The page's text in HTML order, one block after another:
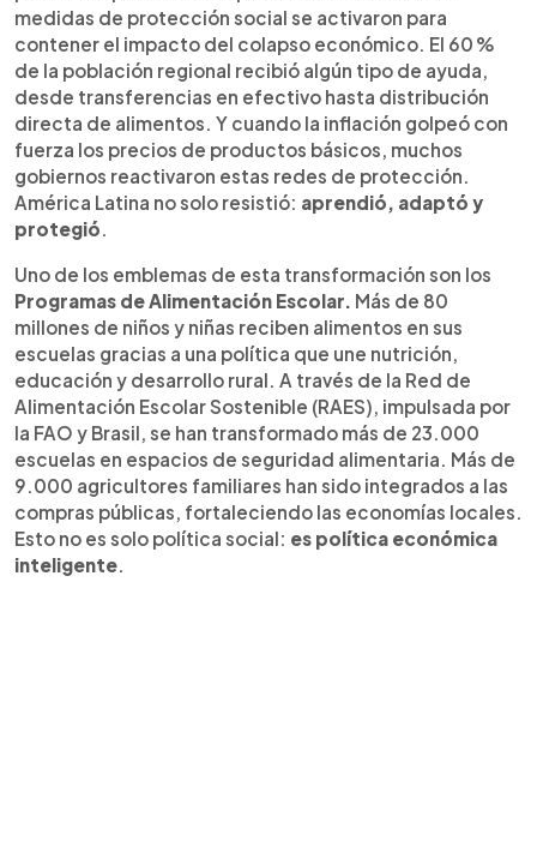
medidas de protección social se activaron para
contener el impacto del colapso económico. El 60 %
de la población regional recibió algún tipo de ayuda,
desde transferencias en efectivo hasta distribución
directa de alimentos. Y cuando la inflación golpeó con
fuerza los precios de productos básicos, muchos
gobiernos reactivaron estas redes de protección.
América Latina no solo resistió: aprendió, adaptó y
protegió.
Uno de los emblemas de esta transformación son los
Programas de Alimentación Escolar. Más de 80
millones de niños y niñas reciben alimentos en sus
escuelas gracias a una política que une nutrición,
educación y desarrollo rural. A través de la Red de
Alimentación Escolar Sostenible (RAES), impulsada por
la FAO y Brasil, se han transformado más de 23.000
escuelas en espacios de seguridad alimentaria. Más de
9.000 agricultores familiares han sido integrados a las
compras públicas, fortaleciendo las economías locales.
Esto no es solo política social: es política económica
inteligente.